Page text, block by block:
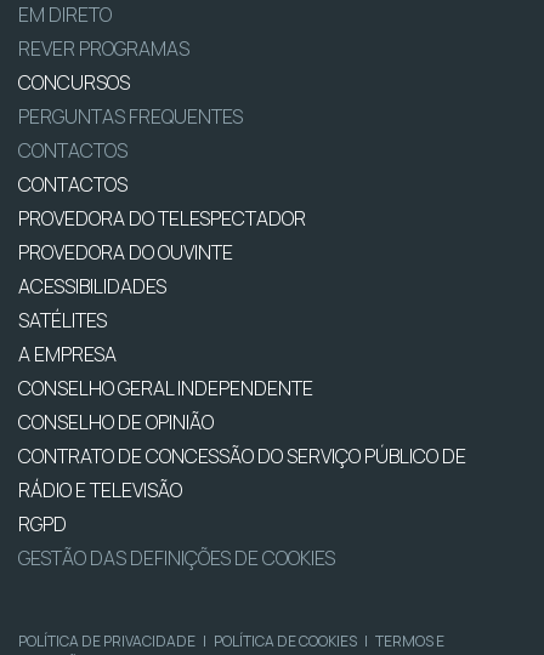
EM DIRETO
REVER PROGRAMAS
CONCURSOS
PERGUNTAS FREQUENTES
CONTACTOS
CONTACTOS
PROVEDORA DO TELESPECTADOR
PROVEDORA DO OUVINTE
ACESSIBILIDADES
SATÉLITES
A EMPRESA
CONSELHO GERAL INDEPENDENTE
CONSELHO DE OPINIÃO
CONTRATO DE CONCESSÃO DO SERVIÇO PÚBLICO DE
RÁDIO E TELEVISÃO
RGPD
GESTÃO DAS DEFINIÇÕES DE COOKIES
POLÍTICA DE PRIVACIDADE | POLÍTICA DE COOKIES | TERMOS E